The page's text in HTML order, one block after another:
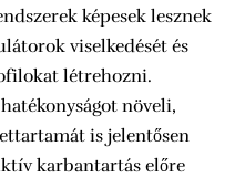
képesek lesznek
viselkedését és
létrehozni.
növeli,
is jelentősen
karbantartás előre